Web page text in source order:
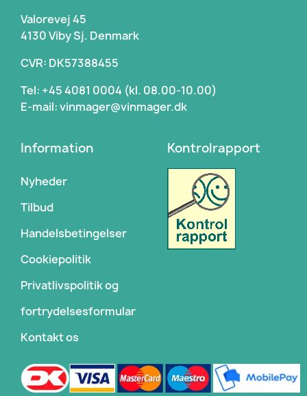
Valorevej 45
4130 Viby Sj. Denmark
CVR: DK57388455
Tel: +45 4081 0004 (kl. 08.00-10.00)
E-mail: vinmager@vinmager.dk
Information
Nyheder
Tilbud
Handelsbetingelser
Cookiepolitik
Privatlivspolitik og
fortrydelsesformular
Kontakt os
Kontrolrapport